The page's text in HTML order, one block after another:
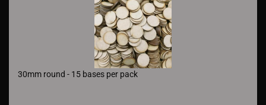
30mm round - 15 bases per pack